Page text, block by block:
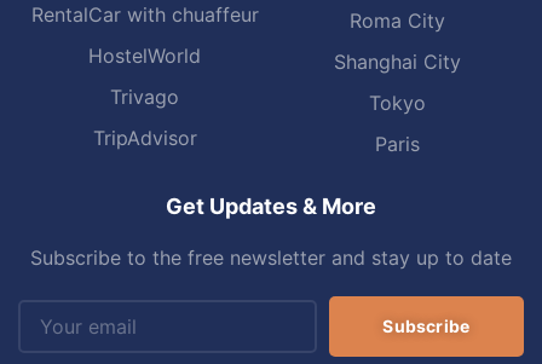
RentalCar with chuaffeur
HostelWorld
Trivago
TripAdvisor
Roma City
Shanghai City
Tokyo
Paris
Get Updates & More
Subscribe to the free newsletter and stay up to date
Subscribe